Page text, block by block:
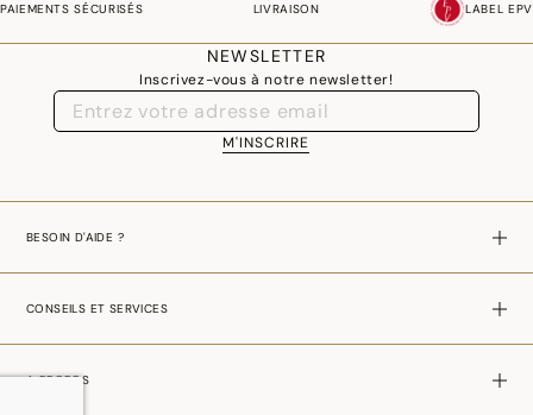
PAIEMENTS SÉCURISÉS LIVRAISON LABEL EPV
NEWSLETTER
Inscrivez-vous à notre newsletter!
M'INSCRIRE
BESOIN D'AIDE ?
CONSEILS ET SERVICES
A PROPOS